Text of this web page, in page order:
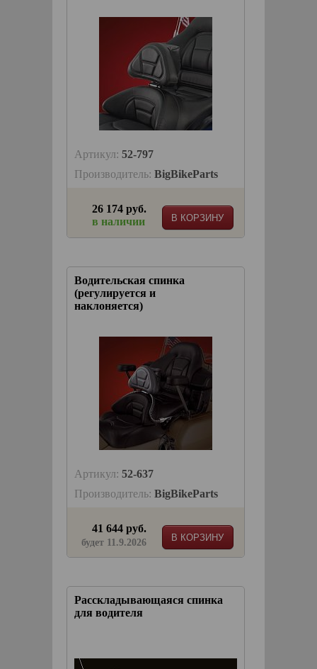
Артикул: 52-797
Производитель: BigBikeParts
В КОРЗИНУ
26 174 руб.
в наличии
Водительская спинка
(регулируется и
наклоняется)
Артикул: 52-637
Производитель: BigBikeParts
В КОРЗИНУ
41 644 руб.
будет 11.9.2026
Расскладывающаяся спинка
для водителя